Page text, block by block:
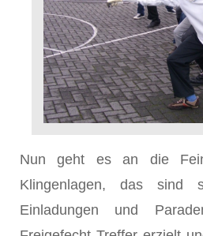
Nun geht es an die
Klingenlagen, das sind
Einladungen und